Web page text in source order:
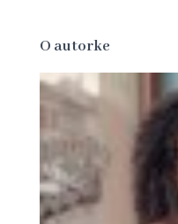
O autorke